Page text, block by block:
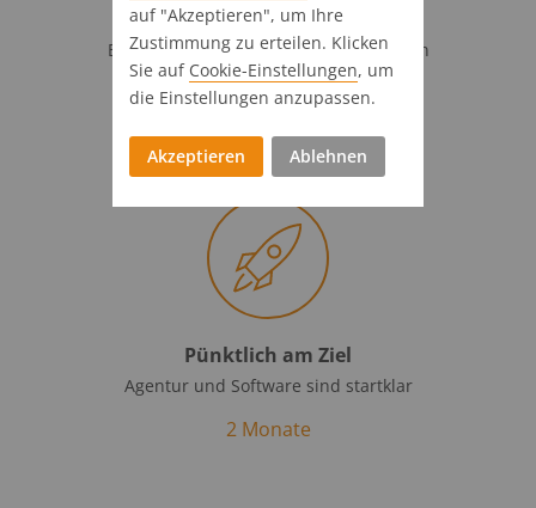
Volle Kraft voraus!
Einführungsbegleitung & Customization
4 Wochen
Pünktlich am Ziel
Agentur und Software sind startklar
2 Monate
auf "Akzeptieren", um Ihre
Zustimmung zu erteilen. Klicken
Sie auf Cookie-Einstellungen, um
die Einstellungen anzupassen.
Akzeptieren Ablehnen